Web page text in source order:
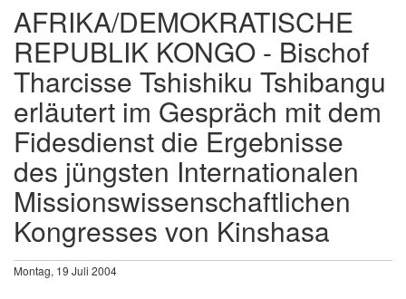
AFRIKA/DEMOKRATISCHE
REPUBLIK KONGO - Bischof
Tharcisse Tshishiku Tshibangu
erläutert im Gespräch mit dem
Fidesdienst die Ergebnisse
des jüngsten Internationalen
Missionswissenschaftlichen
Kongresses von Kinshasa
Montag, 19 Juli 2004